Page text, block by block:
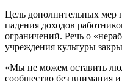
Цель дополнительных мер
падения доходов
ограничений. Речь о
учреждения культуры
«Мы не можем оставить
сообщество без внимания